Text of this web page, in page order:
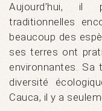
Aujourd’hui, il
traditionnelles
beaucoup des
ses terres ont
environnantes. Sa
diversité
Cauca, il y a